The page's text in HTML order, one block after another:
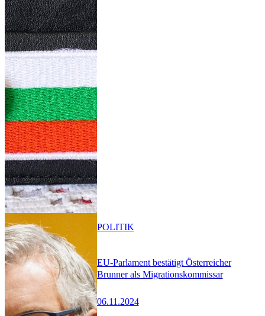
EU-Parlament bestätigt Österreicher
Brunner als Migrationskommissar
06.11.2024
POLITIK